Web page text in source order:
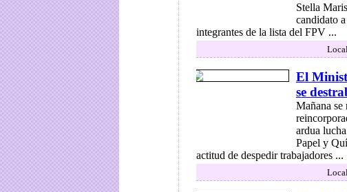
Stella
candidato
integrantes de la lista del FPV ...
El
se
Mañana se
ardua
Papel y
actitud de despedir trabajadores ...